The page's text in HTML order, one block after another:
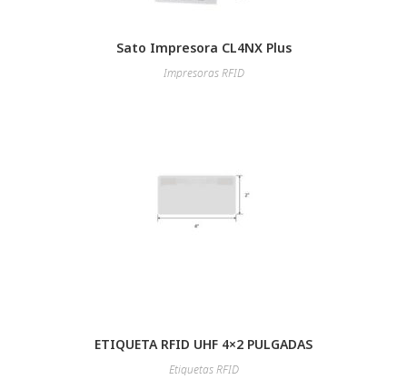
Sato Impresora CL4NX Plus
Impresoras RFID
ETIQUETA RFID UHF 4×2 PULGADAS
Etiquetas RFID